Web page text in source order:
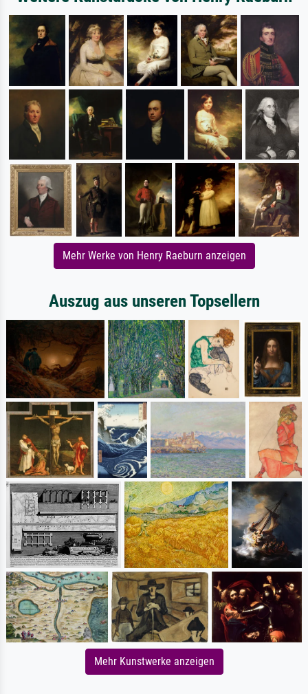
Mehr Werke von Henry Raeburn anzeigen
Auszug aus unseren Topsellern
Mehr Kunstwerke anzeigen